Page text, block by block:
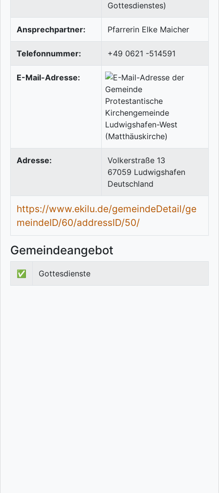
Gottesdienstes)
Ansprechpartner: Pfarrerin Elke Maicher
Telefonnummer: +49 0621 -514591
E-Mail-Adresse:
Adresse:
Volkerstraße 13
67059 Ludwigshafen
Deutschland
https://www.ekilu.de/gemeindeDetail/ge
meindeID/60/addressID/50/
Gemeindeangebot
✅ Gottesdienste